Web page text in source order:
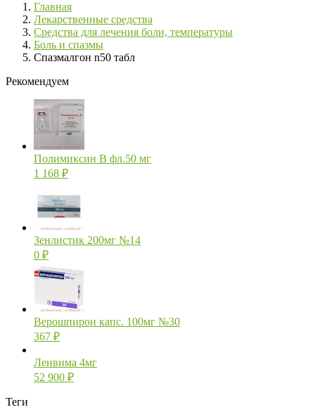
Главная
Лекарственные средства
Средства для лечения боли, температуры
Боль и спазмы
Спазмалгон n50 табл
Рекомендуем
Полимиксин В фл.50 мг
1 168 ₽
Зенлистик 200мг №14
0 ₽
Верошпирон капс. 100мг №30
367 ₽
Ленвима 4мг
52 900 ₽
Теги